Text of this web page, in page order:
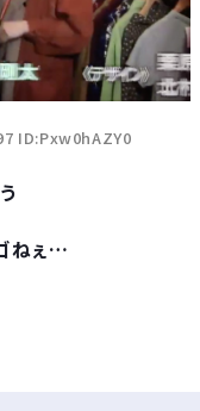
ID:Pxw0hAZY0
ねぇ…